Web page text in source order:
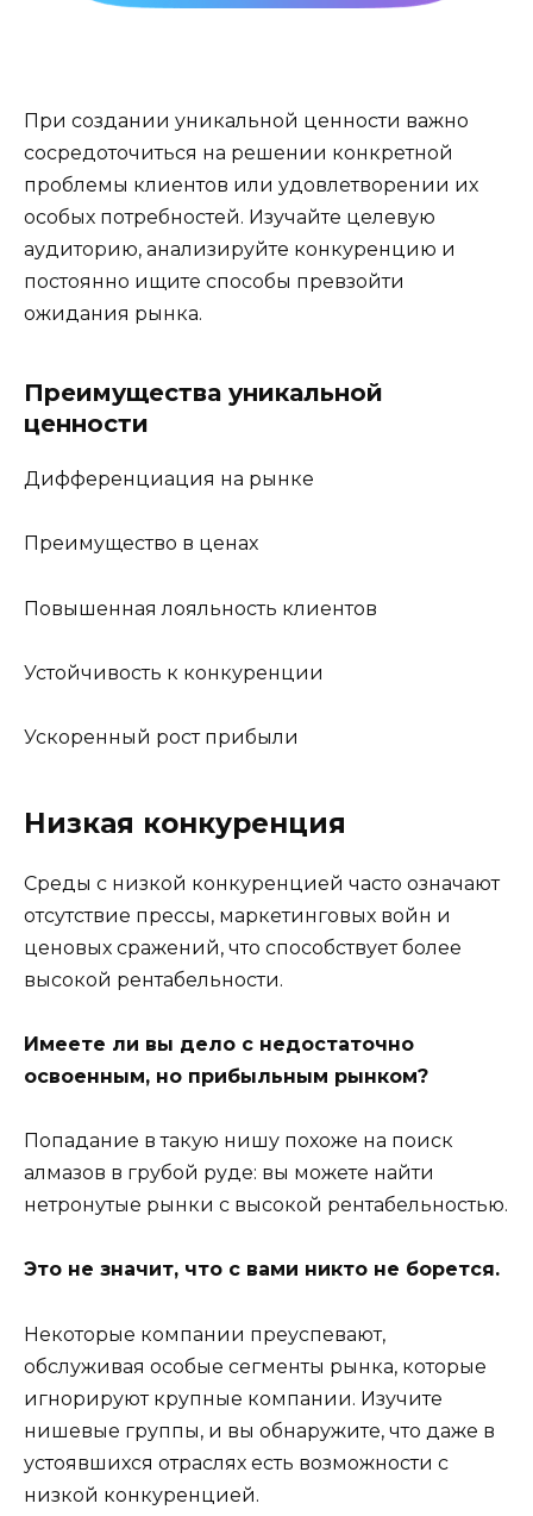
При создании уникальной ценности важно
сосредоточиться на решении конкретной
проблемы клиентов или удовлетворении их
особых потребностей. Изучайте целевую
аудиторию, анализируйте конкуренцию и
постоянно ищите способы превзойти
ожидания рынка.
Преимущества уникальной
ценности
Дифференциация на рынке
Преимущество в ценах
Повышенная лояльность клиентов
Устойчивость к конкуренции
Ускоренный рост прибыли
Низкая конкуренция
Среды с низкой конкуренцией часто означают
отсутствие прессы, маркетинговых войн и
ценовых сражений, что способствует более
высокой рентабельности.
Имеете ли вы дело с недостаточно
освоенным, но прибыльным рынком?
Попадание в такую нишу похоже на поиск
алмазов в грубой руде: вы можете найти
нетронутые рынки с высокой рентабельностью.
Это не значит, что с вами никто не борется.
Некоторые компании преуспевают,
обслуживая особые сегменты рынка, которые
игнорируют крупные компании. Изучите
нишевые группы, и вы обнаружите, что даже в
устоявшихся отраслях есть возможности с
низкой конкуренцией.